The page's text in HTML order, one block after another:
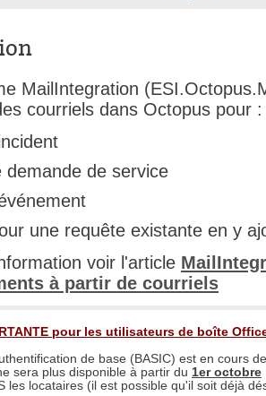
Gestion des
Gestion des
Import
Importation-
Incident
interéquipe
Interne
ITIL®
MailIntegration
courriels dans Octopus pour :
demande de service
une requête existante en y
voir l'article
à partir de courriels
pour les utilisateurs de boîte
de base (BASIC) est en cours
sera plus disponible à partir du 1er octobre
les locataires (il est possible qu'il soit déjà